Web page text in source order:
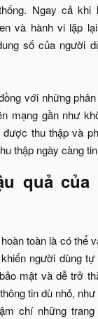
Ngay cả
và hành vi lặp
số của người
với những
mạng gần như
thu thập và
thập ngày càng
quả của
toàn là có thể
người dùng
mật và dễ trở
tin dù nhỏ,
chí những